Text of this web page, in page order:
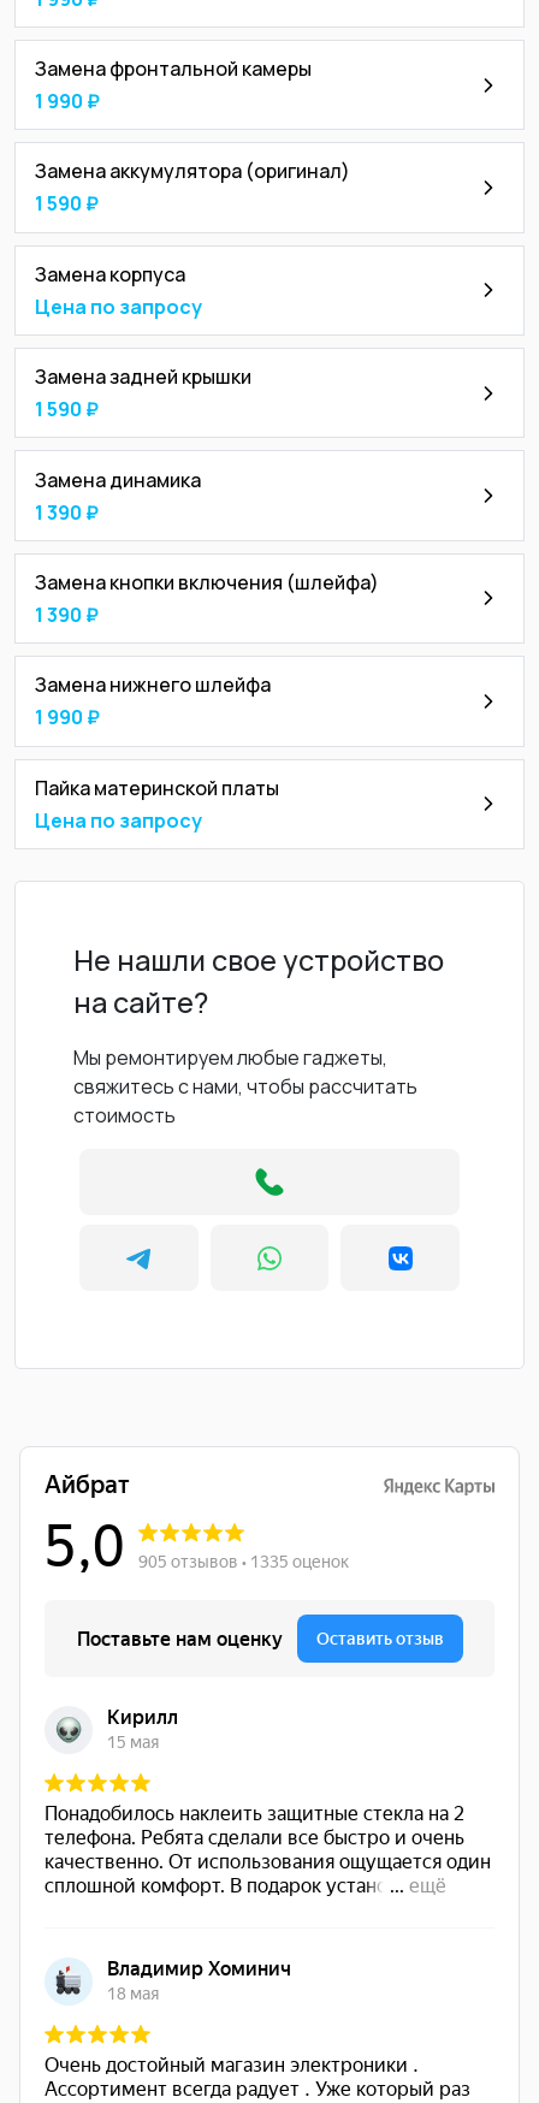
Замена фронтальной камеры
1 990 ₽
Замена аккумулятора (оригинал)
1 590 ₽
Замена корпуса
Цена по запросу
Замена задней крышки
1 590 ₽
Замена динамика
1 390 ₽
Замена кнопки включения (шлейфа)
1 390 ₽
Замена нижнего шлейфа
1 990 ₽
Пайка материнской платы
Цена по запросу
Не нашли свое устройство
на сайте?
Мы ремонтируем любые гаджеты,
свяжитесь с нами, чтобы рассчитать
стоимость